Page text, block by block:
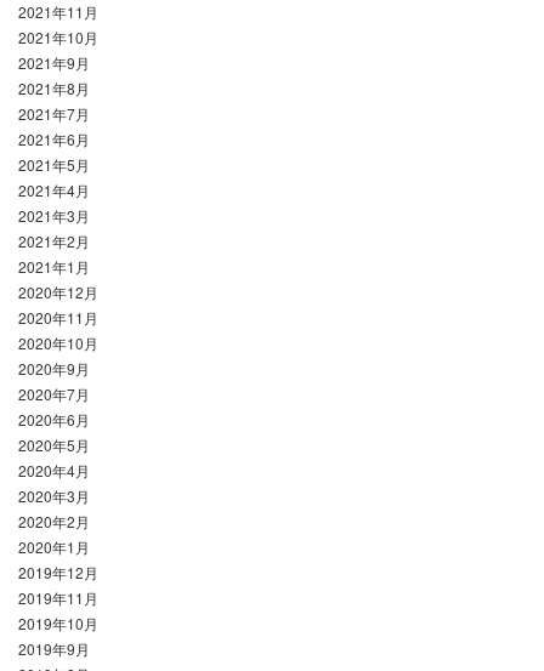
2021年11月
2021年10月
2021年9月
2021年8月
2021年7月
2021年6月
2021年5月
2021年4月
2021年3月
2021年2月
2021年1月
2020年12月
2020年11月
2020年10月
2020年9月
2020年7月
2020年6月
2020年5月
2020年4月
2020年3月
2020年2月
2020年1月
2019年12月
2019年11月
2019年10月
2019年9月